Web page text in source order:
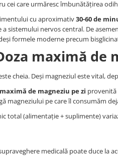
cei care urmăresc îmbunătățirea
cu aproximativ30-60 de
sistemului nervos central. De
formele moderne precum
maximă de
cheia. Deși magneziul este vital,
de magneziu pe zi provenită
magneziului pe care îl consumăm
total (alimentație + suplimente)
medicală poate duce la